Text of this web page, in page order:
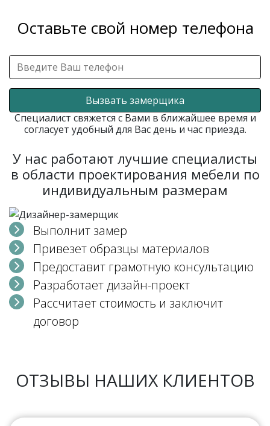
Оставьте свой номер телефона
Вызвать замерщика
Специалист свяжется с Вами в ближайшее время и
согласует удобный для Вас день и час приезда.
У нас работают лучшие специалисты
в области проектирования мебели по
индивидуальным размерам
Выполнит замер
Привезет образцы материалов
Предоставит грамотную консультацию
Разработает дизайн-проект
Рассчитает стоимость и заключит
договор
ОТЗЫВЫ НАШИХ КЛИЕНТОВ